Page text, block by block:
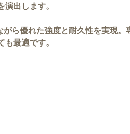
出します。
ら優れた強度と耐久性を実現
最適です。